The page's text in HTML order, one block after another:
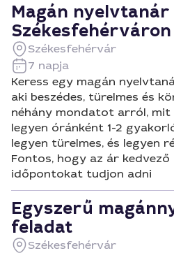
Magán nyelvtanár
Székesfehérváron
Székesfehérvár
7 napja
Keress egy magán
aki beszédes, türelmes és
néhány mondatot arról, mit
legyen óránként 1-2
legyen türelmes, és legyen
Fontos, hogy az ár kedvező
időpontokat tudjon adni
Egyszerű
feladat
Székesfehérvár